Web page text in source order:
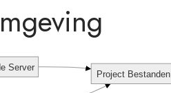
Server
Project Bestanden